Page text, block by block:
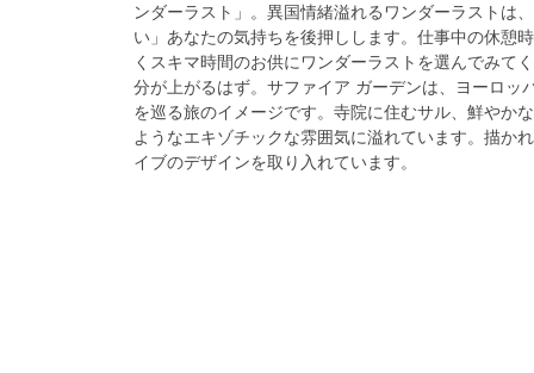
ンダーラスト」。異国情緒溢れるワンダーラストは
い」あなたの気持ちを後押しします。仕事中の休憩
くスキマ時間のお供にワンダーラストを選んでみて
分が上がるはず。サファイア ガーデンは、ヨーロッ
を巡る旅のイメージです。寺院に住むサル、鮮やか
ようなエキゾチックな雰囲気に溢れています。描か
イブのデザインを取り入れています。